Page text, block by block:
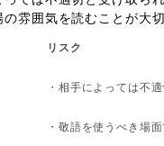
雰囲気を読むことが大切
リスク
・相手によっては不
・敬語を使うべき場